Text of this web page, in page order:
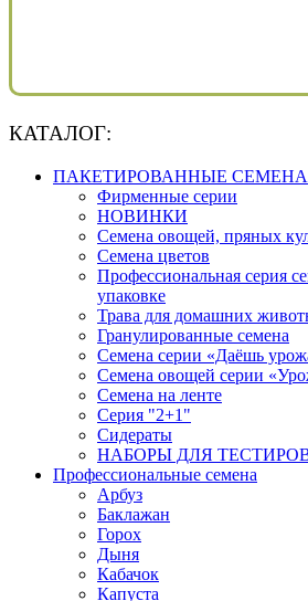
КАТАЛОГ:
ПАКЕТИРОВАННЫЕ СЕМЕНА
Фирменные серии
НОВИНКИ
Семена овощей, пряных
Семена цветов
Профессиональная серия
упаковке
Трава для домашних
Гранулированные семена
Семена серии «Даёшь
Семена овощей серии
Семена на ленте
Серия "2+1"
Сидераты
НАБОРЫ ДЛЯ
Профессиональные семена
Арбуз
Баклажан
Горох
Дыня
Кабачок
Капуста